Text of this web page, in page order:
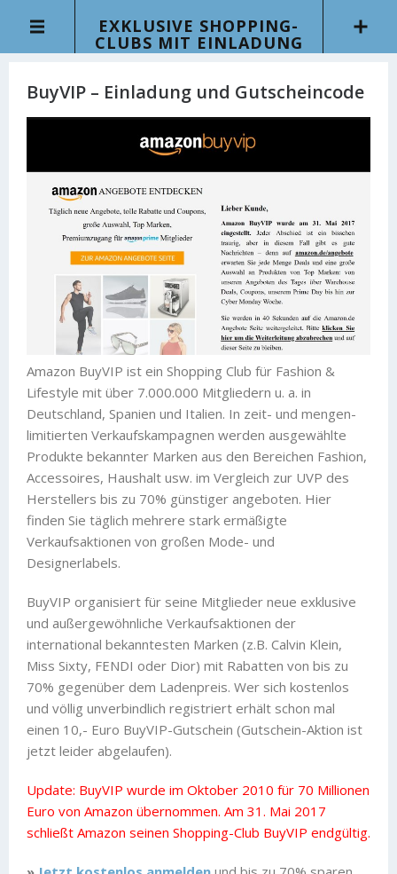
EXKLUSIVE SHOPPING-
CLUBS MIT EINLADUNG
BuyVIP – Einladung und Gutscheincode
Amazon BuyVIP ist ein Shopping Club für Fashion &
Lifestyle mit über 7.000.000 Mitgliedern u. a. in
Deutschland, Spanien und Italien. In zeit- und mengen-
limitierten Verkaufskampagnen werden ausgewählte
Produkte bekannter Marken aus den Bereichen Fashion,
Accessoires, Haushalt usw. im Vergleich zur UVP des
Herstellers bis zu 70% günstiger angeboten. Hier
finden Sie täglich mehrere stark ermäßigte
Verkaufsaktionen von großen Mode- und
Designerlabels.
BuyVIP organisiert für seine Mitglieder neue exklusive
und außergewöhnliche Verkaufsaktionen der
international bekanntesten Marken (z.B. Calvin Klein,
Miss Sixty, FENDI oder Dior) mit Rabatten von bis zu
70% gegenüber dem Ladenpreis. Wer sich kostenlos
und völlig unverbindlich registriert erhält schon mal
einen 10,- Euro BuyVIP-Gutschein (Gutschein-Aktion ist
jetzt leider abgelaufen).
Update: BuyVIP wurde im Oktober 2010 für 70 Millionen
Euro von Amazon übernommen. Am 31. Mai 2017
schließt Amazon seinen Shopping-Club BuyVIP endgültig.